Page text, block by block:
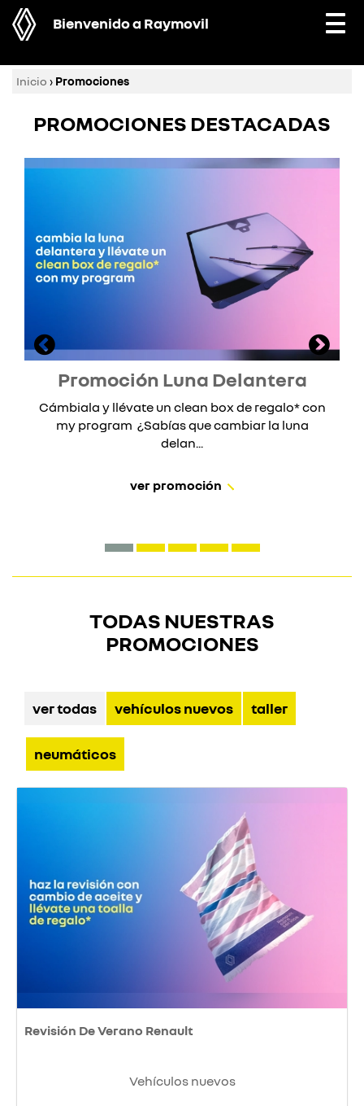
Bienvenido a Raymovil
Inicio › Promociones
PROMOCIONES DESTACADAS
Promoción Luna Delantera
Cámbiala y llévate un clean box de regalo* con
my program ¿Sabías que cambiar la luna
delan...
ver promoción
TODAS NUESTRAS
PROMOCIONES
ver todas vehículos nuevos taller
neumáticos
Revisión De Verano Renault
Vehículos nuevos